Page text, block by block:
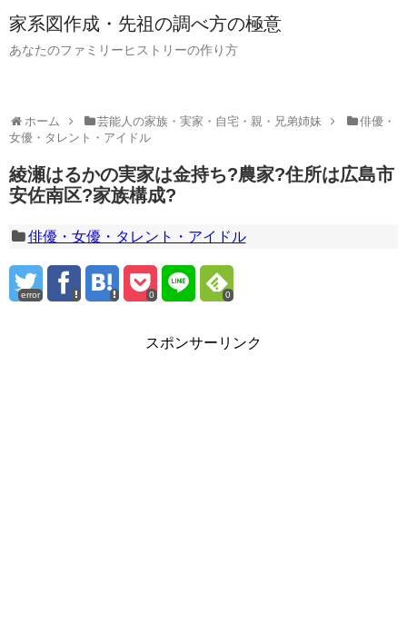
家系図作成・先祖の調べ方の極意
あなたのファミリーヒストリーの作り方
ホーム 芸能人の家族・実家・自宅・親・兄弟姉妹
俳優・
女優・タレント・アイドル
綾瀬はるかの実家は金持ち?農家?住所は広島市
安佐南区?家族構成?
俳優・女優・タレント・アイドル
error 0 0
スポンサーリンク